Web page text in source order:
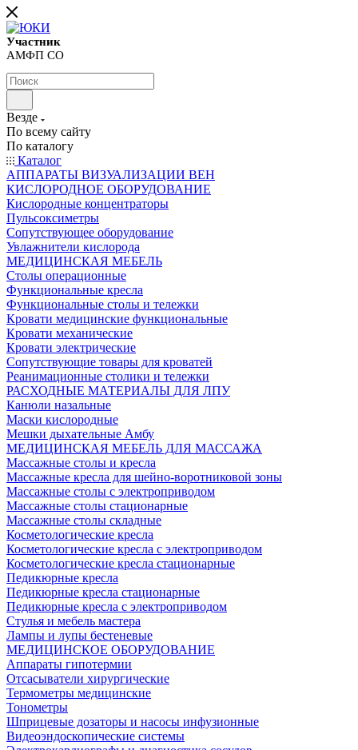
Участник
АМФП СО
Везде
По всему сайту
По каталогу
Каталог
АППАРАТЫ ВИЗУАЛИЗАЦИИ ВЕН
КИСЛОРОДНОЕ ОБОРУДОВАНИЕ
Кислородные концентраторы
Пульсоксиметры
Сопутствующее оборудование
Увлажнители кислорода
МЕДИЦИНСКАЯ МЕБЕЛЬ
Столы операционные
Функциональные кресла
Функциональные столы и тележки
Кровати медицинские функциональные
Кровати механические
Кровати электрические
Сопутствующие товары для кроватей
Реанимационные столики и тележки
РАСХОДНЫЕ МАТЕРИАЛЫ ДЛЯ ЛПУ
Канюли назальные
Маски кислородные
Мешки дыхательные Амбу
МЕДИЦИНСКАЯ МЕБЕЛЬ ДЛЯ МАССАЖА
Массажные столы и кресла
Массажные кресла для шейно-воротниковой зоны
Массажные столы с электроприводом
Массажные столы стационарные
Массажные столы складные
Косметологические кресла
Косметологические кресла с электроприводом
Косметологические кресла стационарные
Педикюрные кресла
Педикюрные кресла стационарные
Педикюрные кресла с электроприводом
Стулья и мебель мастера
Лампы и лупы бестеневые
МЕДИЦИНСКОЕ ОБОРУДОВАНИЕ
Аппараты гипотермии
Отсасыватели хирургические
Термометры медицинские
Тонометры
Шприцевые дозаторы и насосы инфузионные
Видеоэндоскопические системы